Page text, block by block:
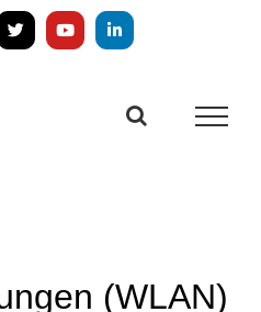
X YouTubeLinkedIn
(WLAN)